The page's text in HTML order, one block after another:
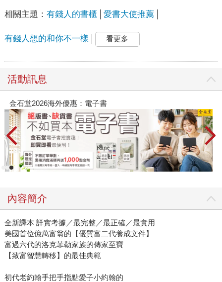
相關主題： 有錢人的書櫃 愛書大使推薦
有錢人想的和你不一樣 看更多
活動訊息
春光ｘ奇幻基地｜全書系展
內容簡介
全新譯本 詳實考據／最完整／最正確／最實用
美國首位億萬富翁的【優質富二代養成文件】
富過六代的洛克菲勒家族的傳家至寶
【致富智慧轉移】的最佳典範
初代老約翰手把手指點愛子小約翰的